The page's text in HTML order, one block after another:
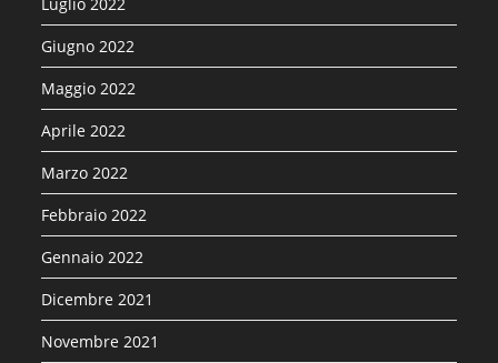
Luglio 2022
Giugno 2022
Maggio 2022
Aprile 2022
Marzo 2022
Febbraio 2022
Gennaio 2022
Dicembre 2021
Novembre 2021